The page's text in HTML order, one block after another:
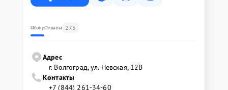
ОбзорОтзывы 275
Адрес
г. Волгоград, ул. Невская, 12В
Контакты
+7 (844) 261-34-60